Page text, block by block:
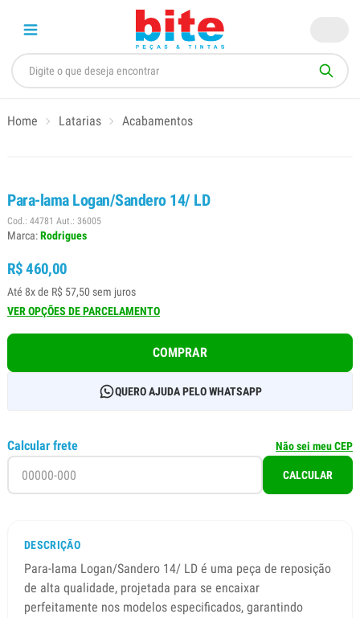
Home Latarias Acabamentos
Para-lama Logan/Sandero 14/ LD
Cod.: 44781 Aut.: 36005
Marca:Rodrigues
R$ 460,00
Até 8x de R$ 57,50 sem juros
VER OPÇÕES DE PARCELAMENTO
COMPRAR
QUERO AJUDA PELO WHATSAPP
Calcular frete Não sei meu CEP
CALCULAR
DESCRIÇÃO
Para-lama Logan/Sandero 14/ LD é uma peça de reposição
de alta qualidade, projetada para se encaixar
perfeitamente nos modelos especificados, garantindo